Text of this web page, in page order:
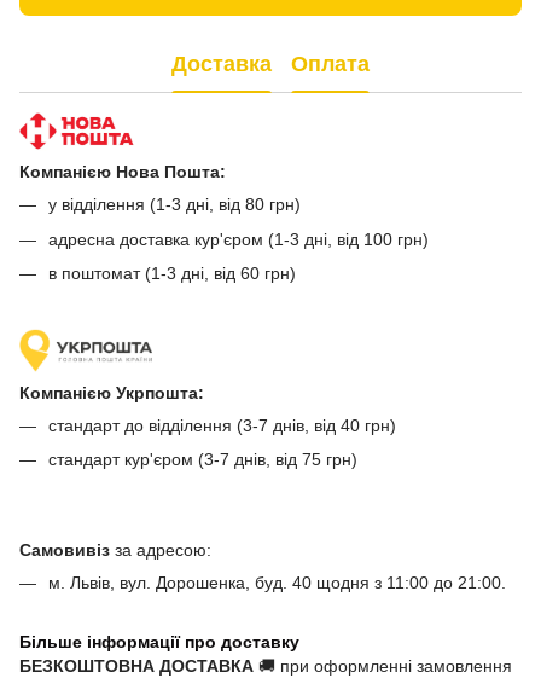
Доставка Оплата
Компанією Нова Пошта:
у відділення (1-3 дні, від 80 грн)
адресна доставка кур'єром (1-3 дні, від 100 грн)
в поштомат (1-3 дні, від 60 грн)
Компанією Укрпошта:
стандарт до відділення (3-7 днів, від 40 грн)
стандарт кур'єром (3-7 днів, від 75 грн)
Самовивіз за адресою:
м. Львів, вул. Дорошенка, буд. 40 щодня з 11:00 до 21:00.
Більше інформації про доставку
БЕЗКОШТОВНА ДОСТАВКА 🚚 при оформленні замовлення